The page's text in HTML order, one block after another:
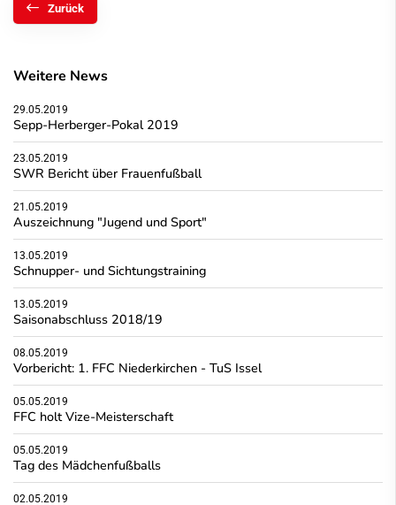
Zurück
Weitere News
29.05.2019
Sepp-Herberger-Pokal 2019
23.05.2019
SWR Bericht über Frauenfußball
21.05.2019
Auszeichnung "Jugend und Sport"
13.05.2019
Schnupper- und Sichtungstraining
13.05.2019
Saisonabschluss 2018/19
08.05.2019
Vorbericht: 1. FFC Niederkirchen - TuS Issel
05.05.2019
FFC holt Vize-Meisterschaft
05.05.2019
Tag des Mädchenfußballs
02.05.2019